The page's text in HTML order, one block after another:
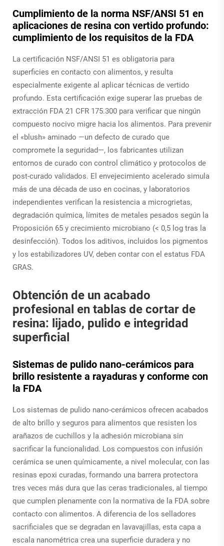
Cumplimiento de la norma NSF/ANSI 51 en
aplicaciones de resina con vertido profundo:
cumplimiento de los requisitos de la FDA
La certificación NSF/ANSI 51 es obligatoria para
superficies en contacto con alimentos, y resulta
especialmente exigente al aplicar técnicas de vertido
profundo. Esta certificación exige superar las pruebas de
extracción FDA 21 CFR 175.300 para verificar que ningún
compuesto nocivo migre hacia los alimentos. Para prevenir
el «blush» aminado —un defecto de curado que
compromete la seguridad—, los fabricantes utilizan
entornos de curado con control climático y protocolos de
post-curado validados. El envejecimiento acelerado simula
más de una década de uso en cocinas, y laboratorios
independientes verifican la resistencia a microgrietas,
degradación química, límites de metales pesados según la
Proposición 65 y crecimiento microbiano (< 0,5 log tras la
desinfección). Todos los aditivos, incluidos los pigmentos
y los estabilizadores UV, deben contar con el estatus FDA
GRAS.
Obtención de un acabado
profesional en tablas de cortar de
resina: lijado, pulido e integridad
superficial
Sistemas de pulido nano-cerámicos para
brillo resistente a rayaduras y conforme con
la FDA
Los sistemas de pulido nano-cerámicos ofrecen acabados
de alto brillo y seguros para alimentos que resisten los
arañazos de cuchillos y la adhesión microbiana sin
sacrificar la funcionalidad. Los compuestos con infusión
cerámica se unen químicamente, a nivel molecular, con las
resinas epoxi curadas, formando una barrera protectora
tres veces más dura que las ceras tradicionales, al tiempo
que cumplen plenamente con la normativa de la FDA sobre
contacto con alimentos. A diferencia de los selladores
sacrificiales que se degradan en lavavajillas, esta capa a
escala nanométrica crea una superficie duradera y no